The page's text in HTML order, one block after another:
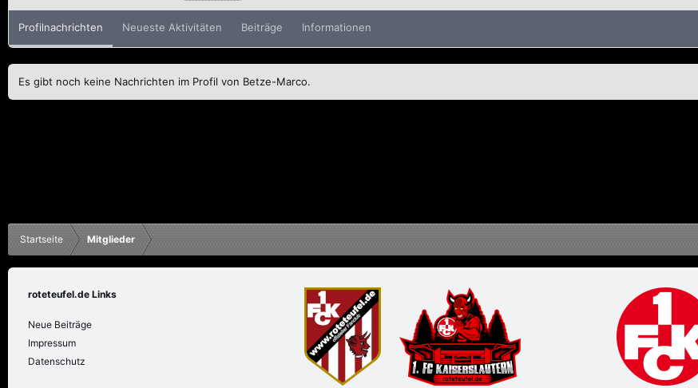
Profilnachrichten Neueste Aktivitäten Beiträge Informationen
Es gibt noch keine Nachrichten im Profil von Betze-Marco.
Startseite Mitglieder
roteteufel.de Links
Neue Beiträge
Impressum
Datenschutz